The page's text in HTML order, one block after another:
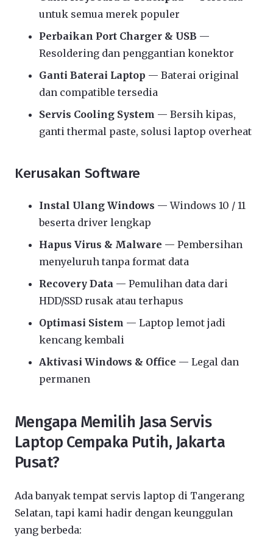
untuk semua merek populer
Perbaikan Port Charger & USB —
Resoldering dan penggantian konektor
Ganti Baterai Laptop — Baterai original
dan compatible tersedia
Servis Cooling System — Bersih kipas,
ganti thermal paste, solusi laptop overheat
Kerusakan Software
Instal Ulang Windows — Windows 10 / 11
beserta driver lengkap
Hapus Virus & Malware — Pembersihan
menyeluruh tanpa format data
Recovery Data — Pemulihan data dari
HDD/SSD rusak atau terhapus
Optimasi Sistem — Laptop lemot jadi
kencang kembali
Aktivasi Windows & Office — Legal dan
permanen
Mengapa Memilih Jasa Servis
Laptop Cempaka Putih, Jakarta
Pusat?
Ada banyak tempat servis laptop di Tangerang
Selatan, tapi kami hadir dengan keunggulan
yang berbeda: